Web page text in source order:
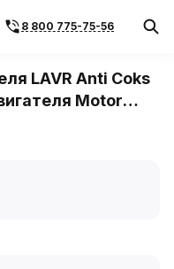
8 800 775-75-56
LAVR Anti Coks
Motor